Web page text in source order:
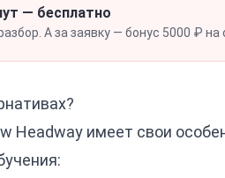
— бесплатно
А за заявку — бонус 5000 ₽ на
Headway имеет свои